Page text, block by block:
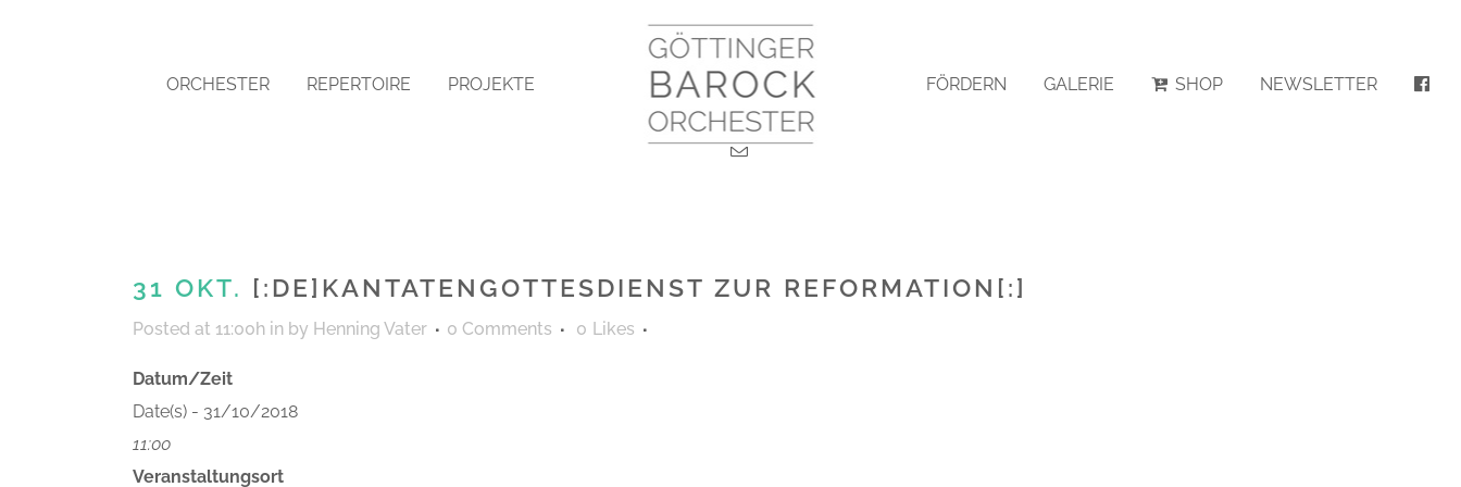
ORCHESTER REPERTOIRE PROJEKTE FÖRDERN GALERIE SHOP NEWSLETTER
31 OKT. [:DE]KANTATENGOTTESDIENST ZUR REFORMATION[:]
Posted at 11:00h in by Henning Vater 0 Comments 0 Likes
Datum/Zeit
Date(s) - 31/10/2018
11:00
Veranstaltungsort